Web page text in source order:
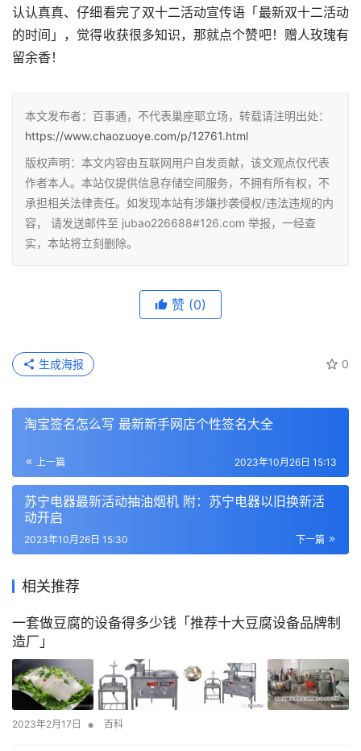
认认真真、仔细看完了双十二活动宣传语「最新双十二活动
的时间」，觉得收获很多知识，那就点个赞吧！赠人玫瑰有
留余香！
本文发布者：百事通，不代表巢座耶立场，转载请注明出处：
https://www.chaozuoye.com/p/12761.html
版权声明：本文内容由互联网用户自发贡献，该文观点仅代表
作者本人。本站仅提供信息存储空间服务，不拥有所有权，不
承担相关法律责任。如发现本站有涉嫌抄袭侵权/违法违规的内
容， 请发送邮件至 jubao226688#126.com 举报，一经查
实，本站将立刻删除。
赞 (0)
0
生成海报
淘宝签名怎么写 最新新手网店个性签名大全
上一篇 2023年10月26日 15:13
苏宁电器最新活动抽油烟机 附：苏宁电器以旧换新活
动开启
下一篇
2023年10月26日 15:30
相关推荐
一套做豆腐的设备得多少钱「推荐十大豆腐设备品牌制
造厂」
2023年2月17日 • 百科